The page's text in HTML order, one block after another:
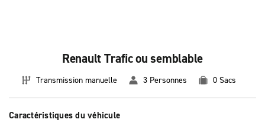
Renault Trafic ou semblable
Transmission manuelle 3 Personnes 0 Sacs
Caractéristiques du véhicule